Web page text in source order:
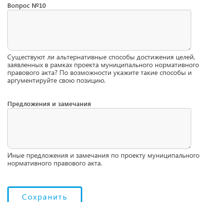
Вопрос №10
Существуют ли альтернативные способы достижения целей,
заявленных в рамках проекта муниципального нормативного
правового акта? По возможности укажите такие способы и
аргументируйте свою позицию.
Предложения и замечания
Иные предложения и замечания по проекту муниципального
нормативного правового акта.